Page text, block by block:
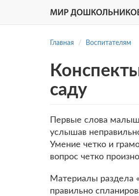
Главная Воспитателям
саду
Первые слова
услышав
Умение четко и
вопрос четко
Материалы раздела
правильно